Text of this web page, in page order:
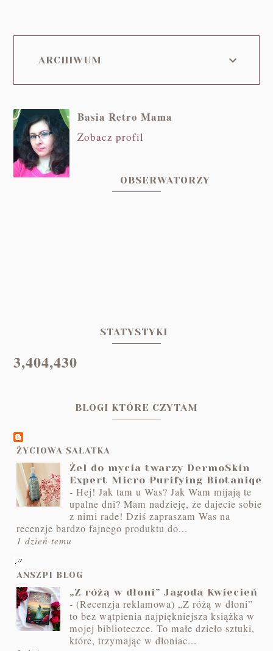
ARCHIWUM
Basia Retro Mama
Zobacz profil
OBSERWATORZY
STATYSTYKI
3,404,430
BLOGI KTÓRE CZYTAM
ŻYCIOWA SAŁATKA
Żel do mycia twarzy DermoSkin
Expert Micro Purifying Biotaniqe
-Hej! Jak tam u Was? Jak Wam mijają te
upalne dni? Mam nadzieję, że dajecie sobie
z nimi rade! Dziś zapraszam Was na
recenzje bardzo fajnego produktu do...
1 dzień temu
ANSZPI BLOG
„Z różą w dłoni” Jagoda Kwiecień
-(Recenzja reklamowa) „Z różą w dłoni”
to bez wątpienia najpiękniejsza książka w
mojej biblioteczce. To małe dzieło sztuki,
które, trzymając w dłoniac...